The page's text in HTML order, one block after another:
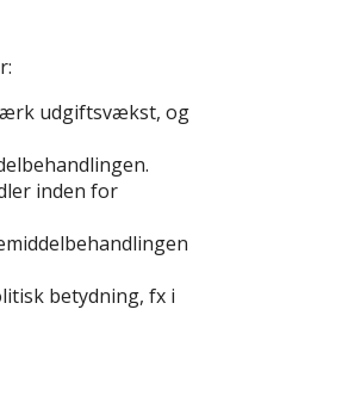
udgiftsvækst, og
inden for
betydning, fx i